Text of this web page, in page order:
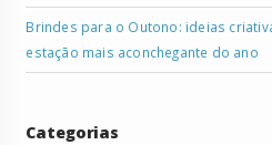
Brindes para o Outono: ideias
estação mais aconchegante do ano
Categorias